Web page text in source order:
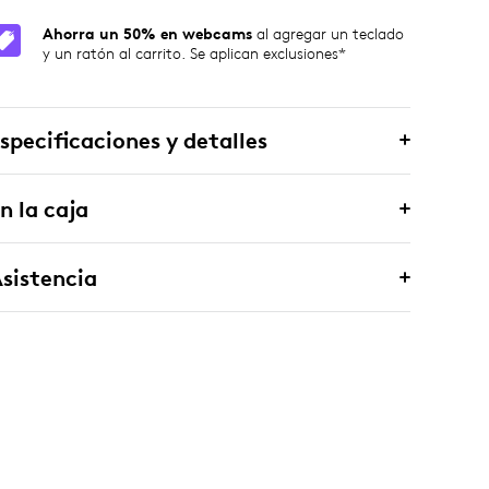
Ahorra un 50% en webcamsal agregar un teclado
y un ratón al carrito. Se aplican exclusiones*
y detalles
la caja